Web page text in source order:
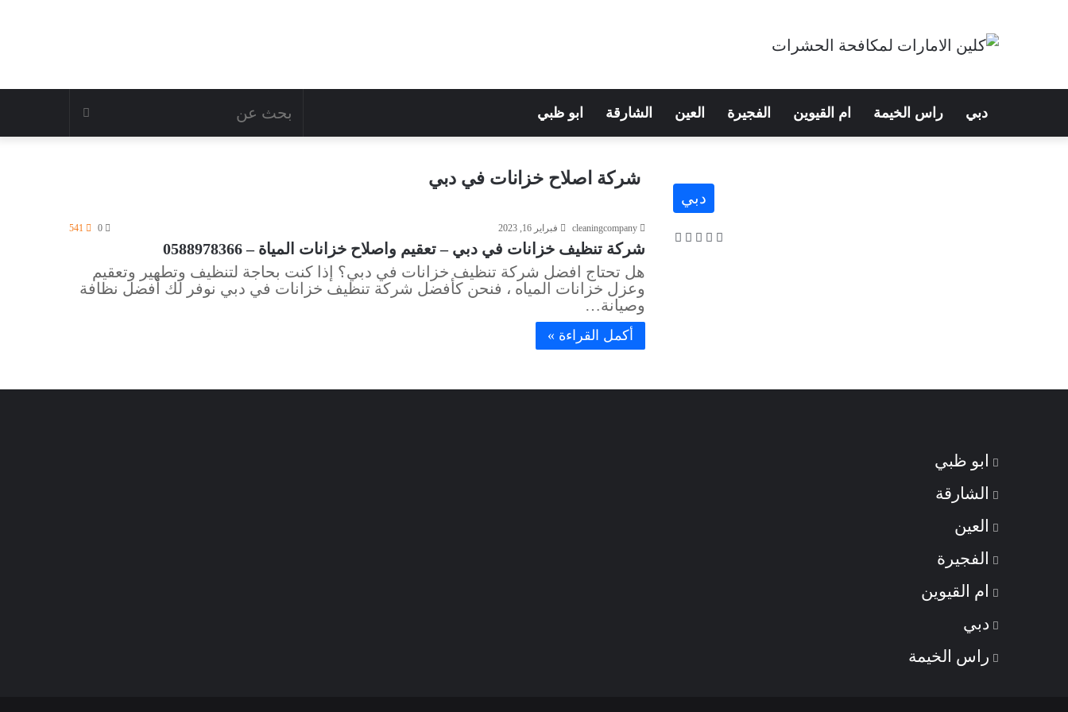
دبي راس الخيمة ام القيوين الفجيرة العين الشارقة ابو ظبي
شركة اصلاح خزانات في دبي
دبي
cleaningcompany فبراير 16, 2023 0
541
شركة تنظيف خزانات في دبي – تعقيم واصلاح خزانات المياة – 0588978366
هل تحتاج افضل شركة تنظيف خزانات في دبي؟ إذا كنت بحاجة لتنظيف وتطهير وتعقيم
وعزل خزانات المياه ، فنحن كأفضل شركة تنظيف خزانات في دبي نوفر لك أفضل نظافة
وصيانة…
أكمل القراءة »
ابو ظبي
الشارقة
العين
الفجيرة
ام القيوين
دبي
راس الخيمة